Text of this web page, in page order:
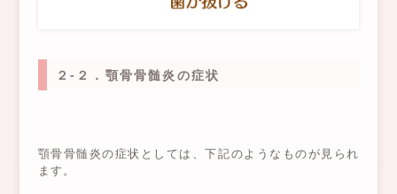
２-２．顎骨骨髄炎の症状
顎骨骨髄炎の症状としては、下記のようなものが見られ
ます。